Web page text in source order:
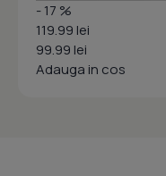
- 17 %
119.99 lei
99.99 lei
Adauga in cos